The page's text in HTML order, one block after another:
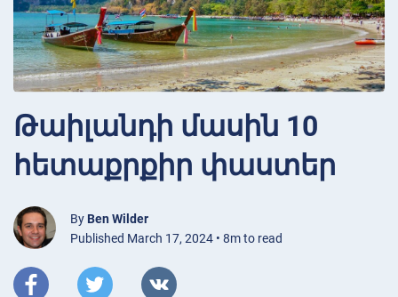
Թաիլանդի մասին 10
հետաքրքիր փաստեր
By Ben Wilder
Published March 17, 2024 • 8m to read